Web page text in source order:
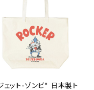
ェット-ゾンビ" 日本製ト